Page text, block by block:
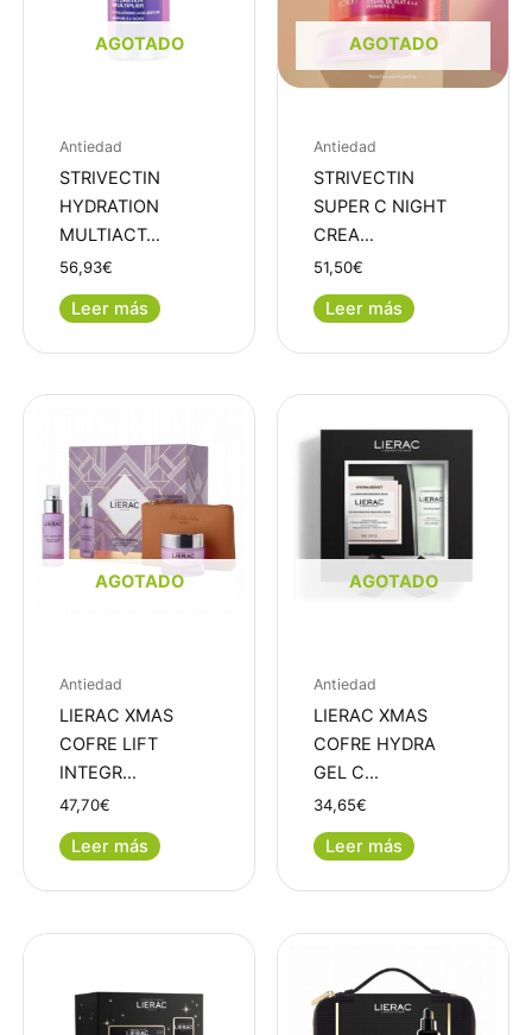
AGOTADO
Antiedad
STRIVECTIN
HYDRATION
MULTIACT…
56,93€
Leer más
AGOTADO
Antiedad
STRIVECTIN
SUPER C NIGHT
CREA…
51,50€
Leer más
AGOTADO
Antiedad
LIERAC XMAS
COFRE LIFT
INTEGR…
47,70€
Leer más
AGOTADO
Antiedad
LIERAC XMAS
COFRE HYDRA
GEL C…
34,65€
Leer más